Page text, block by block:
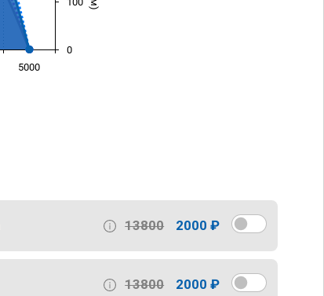
5000
0
13800 2000 ₽
13800 2000 ₽